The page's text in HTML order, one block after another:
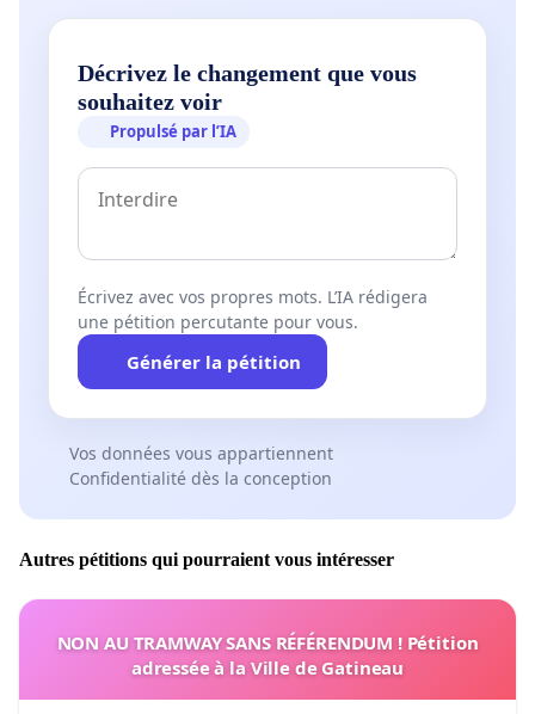
Décrivez le changement que vous
souhaitez voir
Propulsé par l’IA
Écrivez avec vos propres mots. L’IA rédigera
une pétition percutante pour vous.
Générer la pétition
Vos données vous appartiennent
Confidentialité dès la conception
Autres pétitions qui pourraient vous intéresser
NON AU TRAMWAY SANS RÉFÉRENDUM ! Pétition
adressée à la Ville de Gatineau